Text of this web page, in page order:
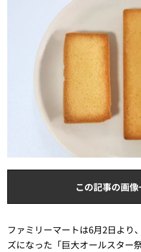
この記事の画像
ファミリーマートは6月2日より
ズになった「巨大オールスター